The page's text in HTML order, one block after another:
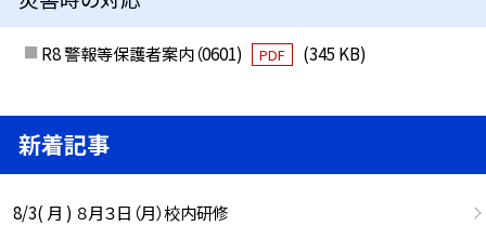
R8 警報等保護者案内（0601) PDF (345 KB)
新着記事
8/3( 月 ) ８月３日（月）校内研修